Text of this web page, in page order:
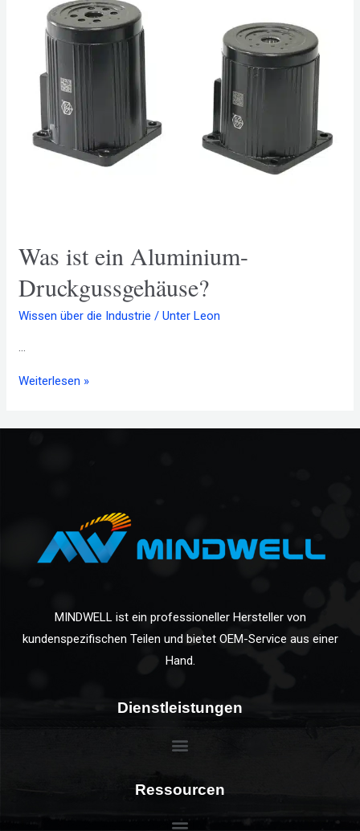
Was ist ein Aluminium-
Druckgussgehäuse?
Wissen über die Industrie / UnterLeon
...
Weiterlesen »
MINDWELL ist ein professioneller Hersteller von
kundenspezifischen Teilen und bietet OEM-Service aus einer
Hand.
Dienstleistungen
Ressourcen